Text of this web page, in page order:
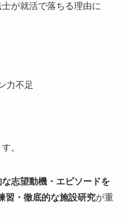
が就活で落ちる理由に
力不足
。
志望動機・エピソードを
習・徹底的な施設研究が重